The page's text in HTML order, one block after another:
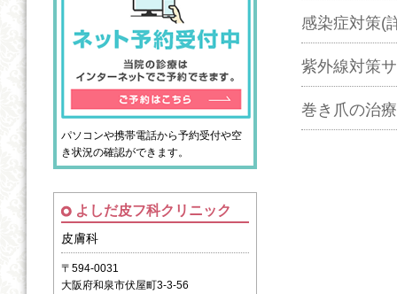
感染症対策(
紫外線対策
巻き爪の治
パソコンや携帯電話から予約受付や空
き状況の確認ができます。
よしだ皮フ科クリニック
皮膚科
〒594-0031
大阪府和泉市伏屋町3-3-56